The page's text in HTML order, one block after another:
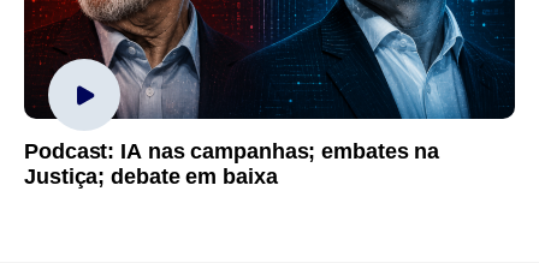
Podcast: IA nas campanhas; embates na
Justiça; debate em baixa